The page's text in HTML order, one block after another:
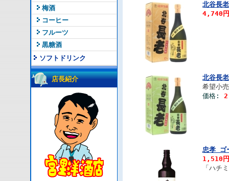
梅酒
コーヒー
フルーツ
黒糖酒
ソフトドリンク
店長紹介
北谷長
4,740
北谷長
希望小
価格:
忠孝
1,510
「ハチ